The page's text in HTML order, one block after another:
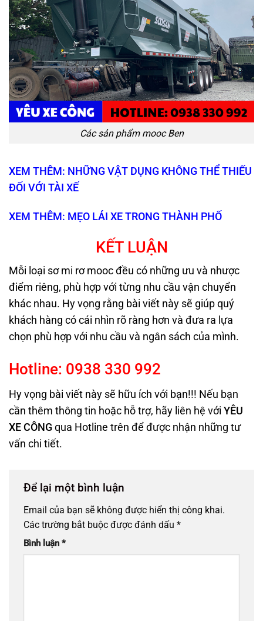
Các sản phẩm mooc Ben
XEM THÊM: NHỮNG VẬT DỤNG KHÔNG THỂ THIẾU
ĐỐI VỚI TÀI XẾ
XEM THÊM: MẸO LÁI XE TRONG THÀNH PHỐ
KẾT LUẬN
Mỗi loại sơ mi rơ mooc đều có những ưu và nhược
điểm riêng, phù hợp với từng nhu cầu vận chuyển
khác nhau. Hy vọng rằng bài viết này sẽ giúp quý
khách hàng có cái nhìn rõ ràng hơn và đưa ra lựa
chọn phù hợp với nhu cầu và ngân sách của mình.
Hotline: 0938 330 992
Hy vọng bài viết này sẽ hữu ích với bạn!!! Nếu bạn
cần thêm thông tin hoặc hỗ trợ, hãy liên hệ với YÊU
XE CÔNG qua Hotline trên để được nhận những tư
vấn chi tiết.
Để lại một bình luận
Email của bạn sẽ không được hiển thị công khai.
Các trường bắt buộc được đánh dấu *
Bình luận *